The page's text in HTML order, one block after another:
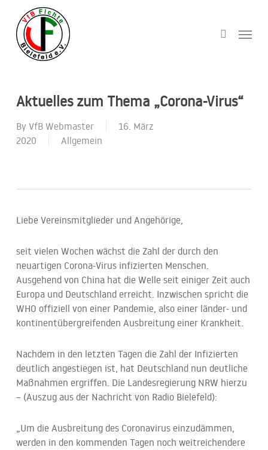
main
content
Menu
Aktuelles zum Thema „Corona-Virus“
By VfB Webmaster
16. März
2020
Allgemein
Liebe Vereinsmitglieder und Angehörige,
seit vielen Wochen wächst die Zahl der durch den
neuartigen Corona-Virus infizierten Menschen.
Ausgehend von China hat die Welle seit einiger Zeit auch
Europa und Deutschland erreicht. Inzwischen spricht die
WHO offiziell von einer Pandemie, also einer länder- und
kontinentübergreifenden Ausbreitung einer Krankheit.
Nachdem in den letzten Tagen die Zahl der Infizierten
deutlich angestiegen ist, hat Deutschland nun deutliche
Maßnahmen ergriffen. Die Landesregierung NRW hierzu
– (Auszug aus der Nachricht von Radio Bielefeld):
„Um die Ausbreitung des Coronavirus einzudämmen,
werden in den kommenden Tagen noch weitreichendere